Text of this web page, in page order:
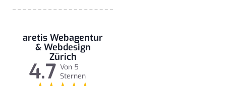
aretis Webagentur
& Webdesign
Zürich
4.7 Von 5
Sternen